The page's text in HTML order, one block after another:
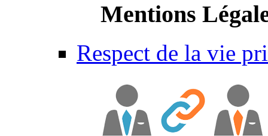
Mentions
Respect de la vie